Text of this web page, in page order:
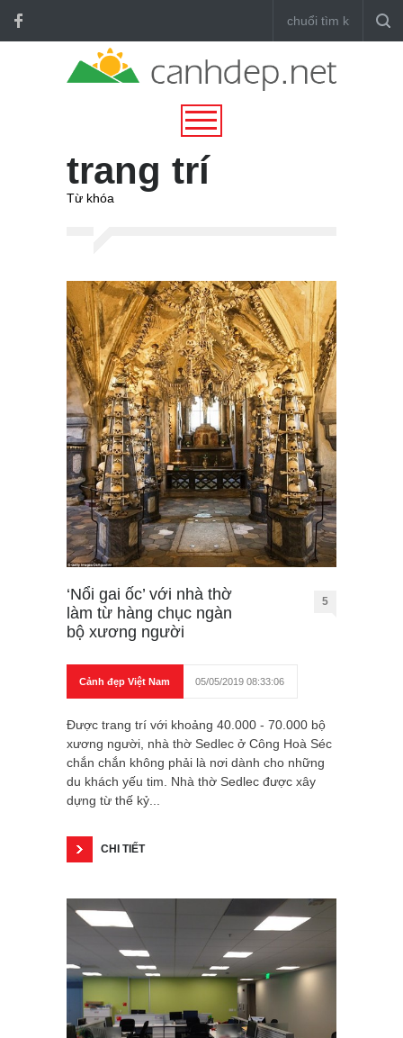
trang trí
Từ khóa
‘Nổi gai ốc’ với nhà thờ
làm từ hàng chục ngàn
bộ xương người
5
Cảnh đẹp Việt Nam 05/05/2019 08:33:06
Được trang trí với khoảng 40.000 - 70.000 bộ
xương người, nhà thờ Sedlec ở Công Hoà Séc
chắn chắn không phải là nơi dành cho những
du khách yếu tim. Nhà thờ Sedlec được xây
dựng từ thế kỷ...
CHI TIẾT